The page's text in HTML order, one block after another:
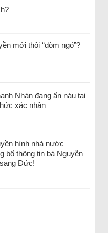
mới thôi “dòm ngó”?
Nhàn đang ẩn náu tại
xác nhận
hình nhà nước
bố thông tin bà Nguyễn
Đức!